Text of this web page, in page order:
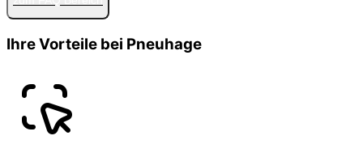
Ihre Vorteile bei Pneuhage